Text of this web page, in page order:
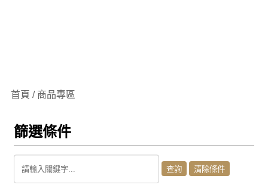
首頁 / 商品專區
篩選條件